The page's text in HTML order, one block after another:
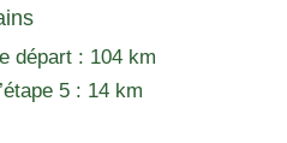
départ : 104 km
5 : 14 km